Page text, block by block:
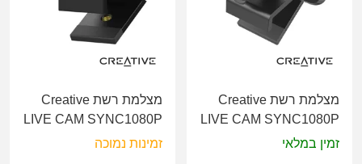
מצלמת רשת Creative
LIVE CAM SYNC1080P
V3
זמין במלאי
מצלמת רשת Creative
LIVE CAM SYNC1080P
V2
זמינות נמוכה